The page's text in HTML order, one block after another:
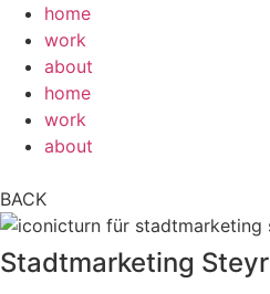
Zum
Inhalt
springen
home
work
about
home
work
about
BACK
Stadtmarketing Steyr